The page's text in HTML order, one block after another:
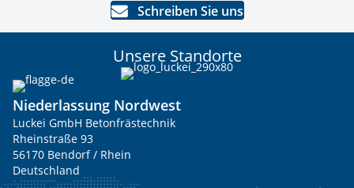
Schreiben Sie uns
Unsere Standorte
Niederlassung Nordwest
Luckei GmbH Betonfrästechnik
Rheinstraße 93
56170 Bendorf / Rhein
Deutschland